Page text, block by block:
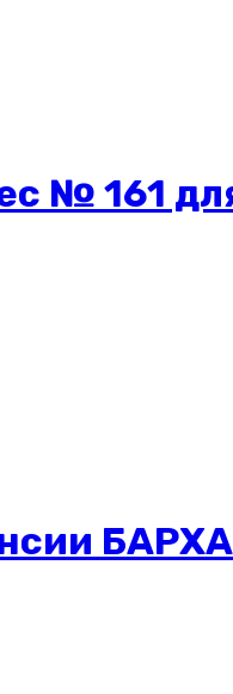
№ 161